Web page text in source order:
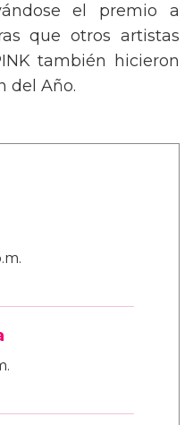
el premio a
que otros artistas
también hicieron
del Año.